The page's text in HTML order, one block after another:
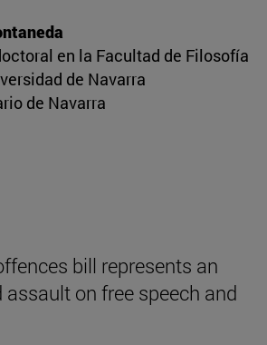
en la Facultad de Filosofía
de Navarra
de Navarra
bill represents an
assault on free speech and